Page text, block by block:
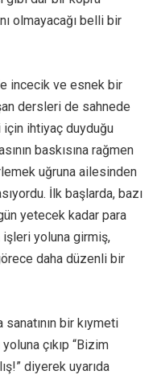
olmayacağı belli bir
incecik ve esnek bir
dersleri de sahnede
ihtiyaç duyduğu
baskısına rağmen
uğruna ailesinden
İlk başlarda, bazı
yetecek kadar para
işleri yoluna girmiş,
daha düzenli bir
bir kıymeti
çıkıp “Bizim
diyerek uyarıda